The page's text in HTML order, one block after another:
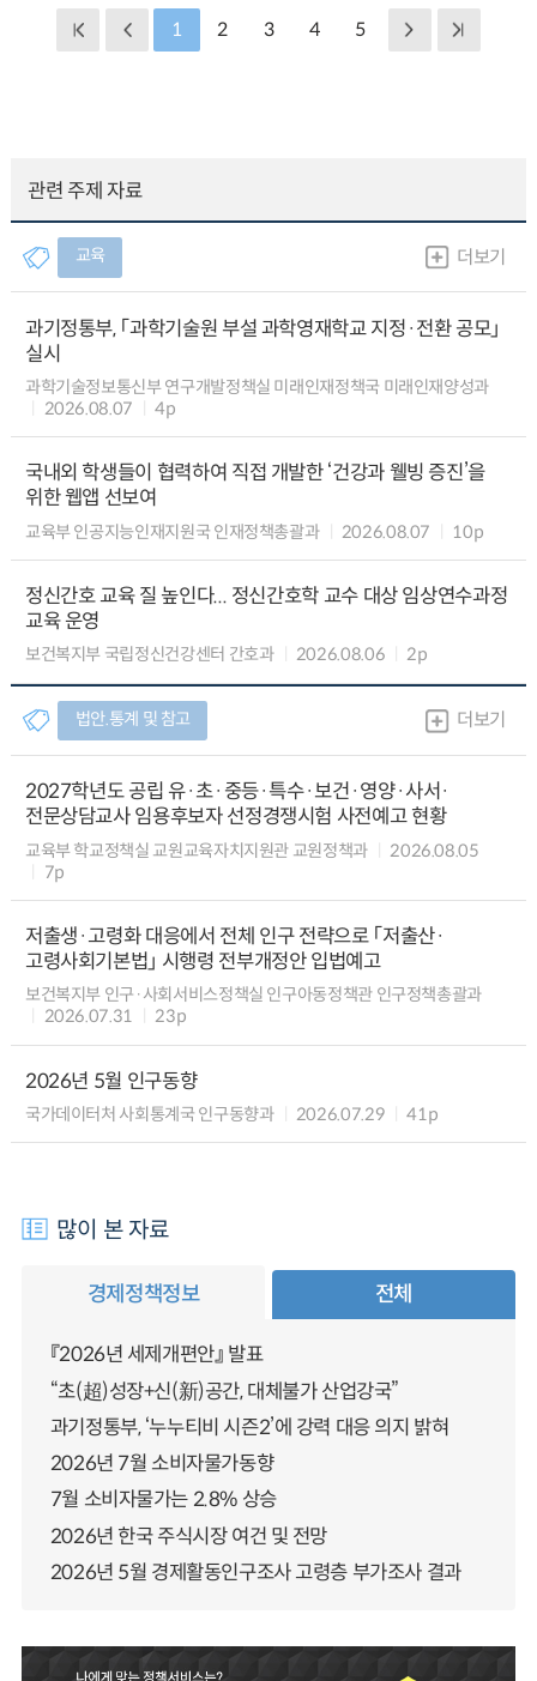
1 2 3 4 5
관련 주제 자료
교육 더보기
과기정통부, 「과학기술원 부설 과학영재학교 지정·전환 공모」
실시
과학기술정보통신부 연구개발정책실 미래인재정책국 미래인재양성과
2026.08.07
4p
국내외 학생들이 협력하여 직접 개발한 ‘건강과 웰빙 증진’을
위한 웹앱 선보여
교육부 인공지능인재지원국 인재정책총괄과 2026.08.07 10p
정신간호 교육 질 높인다... 정신간호학 교수 대상 임상연수과정
교육 운영
보건복지부 국립정신건강센터 간호과 2026.08.06 2p
법안.통계 및 참고 더보기
2027학년도 공립 유·초·중등·특수·보건·영양·사서·
전문상담교사 임용후보자 선정경쟁시험 사전예고 현황
교육부 학교정책실 교원교육자치지원관 교원정책과
2026.08.05
7p
저출생·고령화 대응에서 전체 인구 전략으로 「저출산·
고령사회기본법」 시행령 전부개정안 입법예고
보건복지부 인구·사회서비스정책실 인구아동정책관 인구정책총괄과
2026.07.31
23p
2026년 5월 인구동향
국가데이터처 사회통계국 인구동향과 2026.07.29 41p
많이 본 자료
경제정책정보 전체
『2026년 세제개편안』 발표
“초(超)성장+신(新)공간, 대체불가 산업강국”
과기정통부, ‘누누티비 시즌2’에 강력 대응 의지 밝혀
2026년 7월 소비자물가동향
7월 소비자물가는 2.8% 상승
2026년 한국 주식시장 여건 및 전망
2026년 5월 경제활동인구조사 고령층 부가조사 결과